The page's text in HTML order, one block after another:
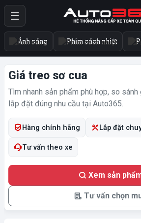
Ánh sáng Phim cách nhiệt
Giá treo sơ cua
Tìm nhanh sản phẩm phù hợp, so
lắp đặt đúng nhu cầu tại Auto365.
Hàng chính hãng Lắp đặt
Tư vấn theo xe
Xem sản
Tư vấn chọn